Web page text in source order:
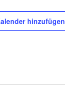
hinzufügen